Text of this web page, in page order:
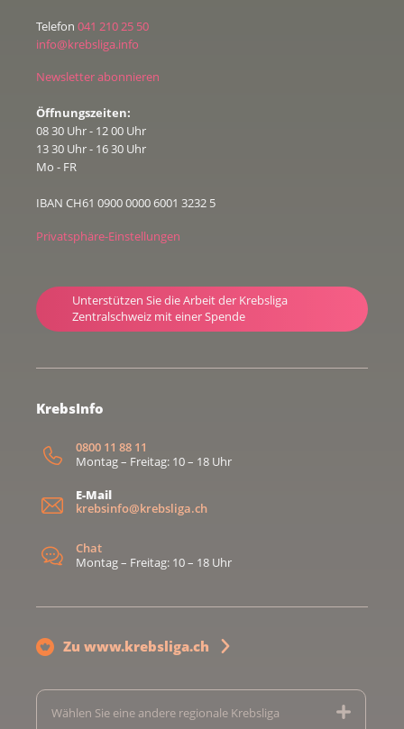
Telefon 041 210 25 50
info@krebsliga.info
Newsletter abonnieren
Öffnungszeiten:
08 30 Uhr - 12 00 Uhr
13 30 Uhr - 16 30 Uhr
Mo - FR
IBAN CH61 0900 0000 6001 3232 5
Privatsphäre-Einstellungen
Unterstützen Sie die Arbeit der Krebsliga
Zentralschweiz mit einer Spende
KrebsInfo
0800 11 88 11
Montag – Freitag: 10 – 18 Uhr
E-Mail
krebsinfo@krebsliga.ch
Chat
Montag – Freitag: 10 – 18 Uhr
Zu www.krebsliga.ch
Wählen Sie eine andere regionale Krebsliga